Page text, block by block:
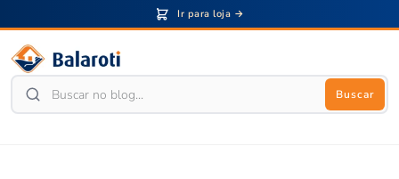
Ir para loja →
Buscar